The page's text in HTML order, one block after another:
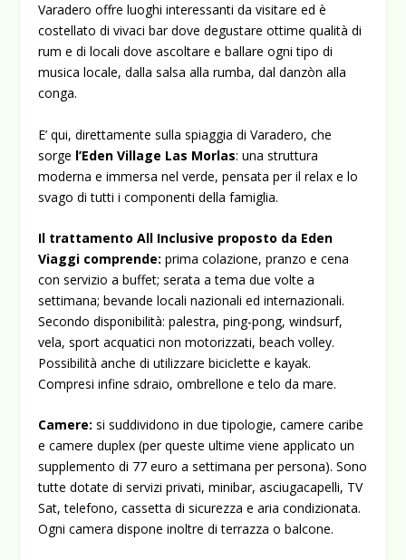
Varadero offre luoghi interessanti da visitare ed è
costellato di vivaci bar dove degustare ottime qualità di
rum e di locali dove ascoltare e ballare ogni tipo di
musica locale, dalla salsa alla rumba, dal danzòn alla
conga.
E’ qui, direttamente sulla spiaggia di Varadero, che
sorge l’Eden Village Las Morlas: una struttura
moderna e immersa nel verde, pensata per il relax e lo
svago di tutti i componenti della famiglia.
Il trattamento All Inclusive proposto da Eden
Viaggi comprende:prima colazione, pranzo e cena
con servizio a buffet; serata a tema due volte a
settimana; bevande locali nazionali ed internazionali.
Secondo disponibilità: palestra, ping-pong, windsurf,
vela, sport acquatici non motorizzati, beach volley.
Possibilità anche di utilizzare biciclette e kayak.
Compresi infine sdraio, ombrellone e telo da mare.
Camere:si suddividono in due tipologie, camere caribe
e camere duplex (per queste ultime viene applicato un
supplemento di 77 euro a settimana per persona). Sono
tutte dotate di servizi privati, minibar, asciugacapelli, TV
Sat, telefono, cassetta di sicurezza e aria condizionata.
Ogni camera dispone inoltre di terrazza o balcone.